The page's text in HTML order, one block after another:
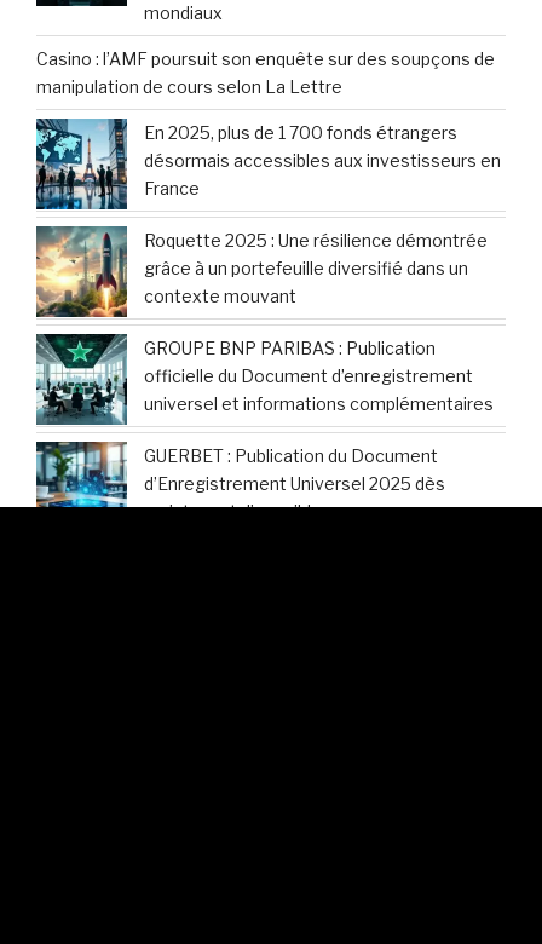
mondiaux
Casino : l’AMF poursuit son enquête sur des soupçons de
manipulation de cours selon La Lettre
En 2025, plus de 1 700 fonds étrangers
désormais accessibles aux investisseurs en
France
Roquette 2025 : Une résilience démontrée
grâce à un portefeuille diversifié dans un
contexte mouvant
GROUPE BNP PARIBAS : Publication
officielle du Document d’enregistrement
universel et informations complémentaires
GUERBET : Publication du Document
d’Enregistrement Universel 2025 dès
maintenant disponible